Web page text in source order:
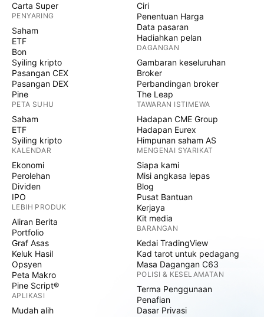
Carta Super
PENYARING
Saham
ETF
Bon
Syiling kripto
Pasangan CEX
Pasangan DEX
Pine
PETA SUHU
Saham
ETF
Syiling kripto
KALENDAR
Ekonomi
Perolehan
Dividen
IPO
LEBIH PRODUK
Aliran Berita
Portfolio
Graf Asas
Keluk Hasil
Opsyen
Peta Makro
Pine Script®
APLIKASI
Mudah alih
Ciri
Penentuan Harga
Data pasaran
Hadiahkan pelan
DAGANGAN
Gambaran keseluruhan
Broker
Perbandingan broker
The Leap
TAWARAN ISTIMEWA
Hadapan CME Group
Hadapan Eurex
Himpunan saham AS
MENGENAI SYARIKAT
Siapa kami
Misi angkasa lepas
Blog
Pusat Bantuan
Kerjaya
Kit media
BARANGAN
Kedai TradingView
Kad tarot untuk pedagang
Masa Dagangan C63
POLISI & KESELAMATAN
Terma Penggunaan
Penafian
Dasar Privasi